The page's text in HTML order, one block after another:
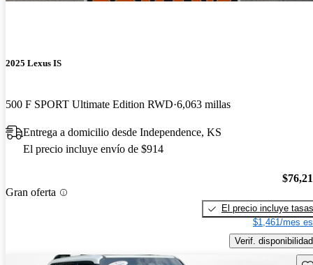
2025 Lexus IS
500 F SPORT Ultimate Edition RWD 6,063 millas
Entrega a domicilio desde Independence, KS
El precio incluye envío de $914
Gran oferta
El precio incluye tasas
$1,461/mes
Verif. disponibilidad